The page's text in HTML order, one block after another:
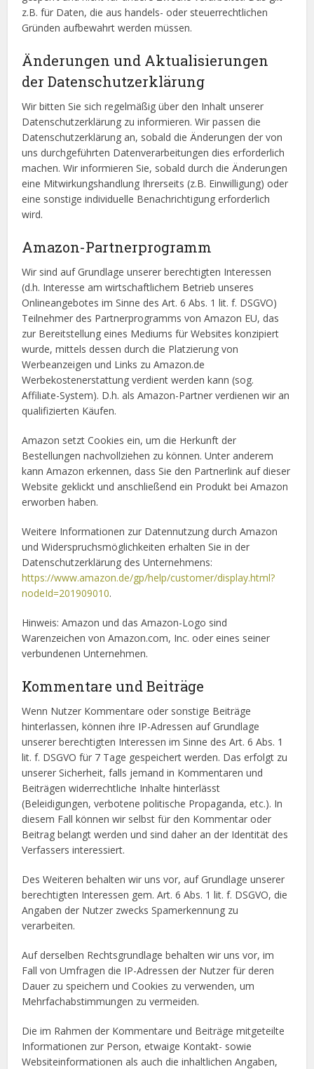
z.B. für Daten, die aus handels- oder steuerrechtlichen
Gründen aufbewahrt werden müssen.
Änderungen und Aktualisierungen
der Datenschutzerklärung
Wir bitten Sie sich regelmäßig über den Inhalt unserer
Datenschutzerklärung zu informieren. Wir passen die
Datenschutzerklärung an, sobald die Änderungen der von
uns durchgeführten Datenverarbeitungen dies erforderlich
machen. Wir informieren Sie, sobald durch die Änderungen
eine Mitwirkungshandlung Ihrerseits (z.B. Einwilligung) oder
eine sonstige individuelle Benachrichtigung erforderlich
wird.
Amazon-Partnerprogramm
Wir sind auf Grundlage unserer berechtigten Interessen
(d.h. Interesse am wirtschaftlichem Betrieb unseres
Onlineangebotes im Sinne des Art. 6 Abs. 1 lit. f. DSGVO)
Teilnehmer des Partnerprogramms von Amazon EU, das
zur Bereitstellung eines Mediums für Websites konzipiert
wurde, mittels dessen durch die Platzierung von
Werbeanzeigen und Links zu Amazon.de
Werbekostenerstattung verdient werden kann (sog.
Affiliate-System). D.h. als Amazon-Partner verdienen wir an
qualifizierten Käufen.
Amazon setzt Cookies ein, um die Herkunft der
Bestellungen nachvollziehen zu können. Unter anderem
kann Amazon erkennen, dass Sie den Partnerlink auf dieser
Website geklickt und anschließend ein Produkt bei Amazon
erworben haben.
Weitere Informationen zur Datennutzung durch Amazon
und Widerspruchsmöglichkeiten erhalten Sie in der
Datenschutzerklärung des Unternehmens:
https://www.amazon.de/gp/help/customer/display.html?
nodeId=201909010.
Hinweis: Amazon und das Amazon-Logo sind
Warenzeichen von Amazon.com, Inc. oder eines seiner
verbundenen Unternehmen.
Kommentare und Beiträge
Wenn Nutzer Kommentare oder sonstige Beiträge
hinterlassen, können ihre IP-Adressen auf Grundlage
unserer berechtigten Interessen im Sinne des Art. 6 Abs. 1
lit. f. DSGVO für 7 Tage gespeichert werden. Das erfolgt zu
unserer Sicherheit, falls jemand in Kommentaren und
Beiträgen widerrechtliche Inhalte hinterlässt
(Beleidigungen, verbotene politische Propaganda, etc.). In
diesem Fall können wir selbst für den Kommentar oder
Beitrag belangt werden und sind daher an der Identität des
Verfassers interessiert.
Des Weiteren behalten wir uns vor, auf Grundlage unserer
berechtigten Interessen gem. Art. 6 Abs. 1 lit. f. DSGVO, die
Angaben der Nutzer zwecks Spamerkennung zu
verarbeiten.
Auf derselben Rechtsgrundlage behalten wir uns vor, im
Fall von Umfragen die IP-Adressen der Nutzer für deren
Dauer zu speichern und Cookies zu verwenden, um
Mehrfachabstimmungen zu vermeiden.
Die im Rahmen der Kommentare und Beiträge mitgeteilte
Informationen zur Person, etwaige Kontakt- sowie
Websiteinformationen als auch die inhaltlichen Angaben,